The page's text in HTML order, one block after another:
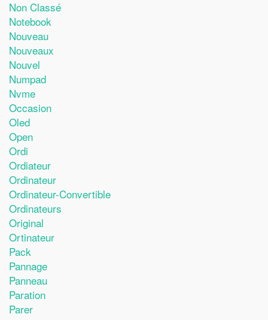
Non Classé
Notebook
Nouveau
Nouveaux
Nouvel
Numpad
Nvme
Occasion
Oled
Open
Ordi
Ordiateur
Ordinateur
Ordinateur-Convertible
Ordinateurs
Original
Ortinateur
Pack
Pannage
Panneau
Paration
Parer